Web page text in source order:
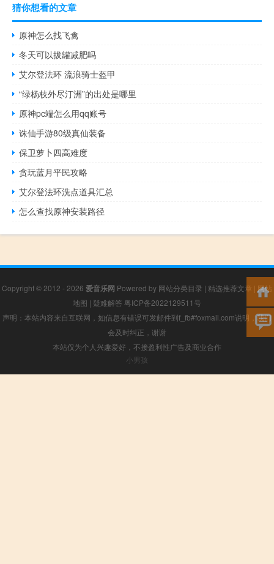
猜你想看的文章
原神怎么找飞禽
冬天可以拔罐减肥吗
艾尔登法环 流浪骑士盔甲
“绿杨枝外尽汀洲”的出处是哪里
原神pc端怎么用qq账号
诛仙手游80级真仙装备
保卫萝卜四高难度
贪玩蓝月平民攻略
艾尔登法环洗点道具汇总
怎么查找原神安装路径
Copyright © 2012 - 2026 爱音乐网 Powered by 网站分类目录 | 精选推荐文章 | 网站
地图 | 疑难解答 粤ICP备2022129511号
声明：本站内容来自互联网，如信息有错误可发邮件到f_fb#foxmail.com说明，我们
会及时纠正，谢谢
本站仅为个人兴趣爱好，不接盈利性广告及商业合作
小男孩